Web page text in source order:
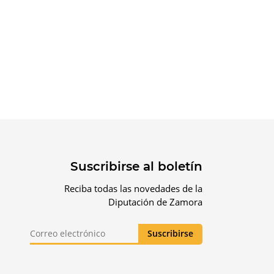
Suscribirse al boletín
Reciba todas las novedades de la
Diputación de Zamora